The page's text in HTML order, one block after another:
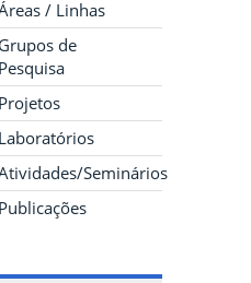
/ Linhas
Grupos de
Pesquisa
Projetos
Laboratórios
Seminários
Publicações